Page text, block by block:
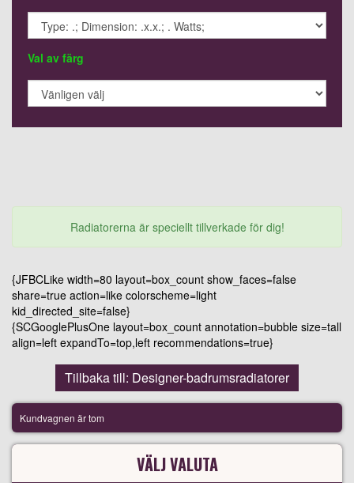
Val av färg
Radiatorerna är speciellt tillverkade för dig!
{JFBCLike width=80 layout=box_count show_faces=false
share=true action=like colorscheme=light
kid_directed_site=false}
{SCGooglePlusOne layout=box_count annotation=bubble size=tall
align=left expandTo=top,left recommendations=true}
Tillbaka till: Designer-badrumsradiatorer
Kundvagnen är tom
VÄLJ VALUTA